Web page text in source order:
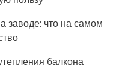
заводе: что на самом
балкона